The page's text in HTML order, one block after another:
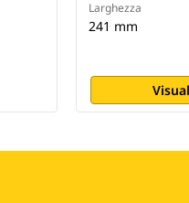
Larghezza
241 mm